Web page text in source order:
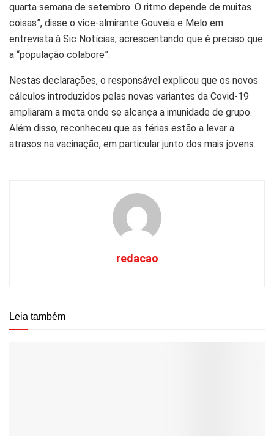
quarta semana de setembro. O ritmo depende de muitas
coisas”, disse o vice-almirante Gouveia e Melo em
entrevista à Sic Notícias, acrescentando que é preciso que
a “população colabore”.
Nestas declarações, o responsável explicou que os novos
cálculos introduzidos pelas novas variantes da Covid-19
ampliaram a meta onde se alcança a imunidade de grupo.
Além disso, reconheceu que as férias estão a levar a
atrasos na vacinação, em particular junto dos mais jovens.
redacao
Leia também